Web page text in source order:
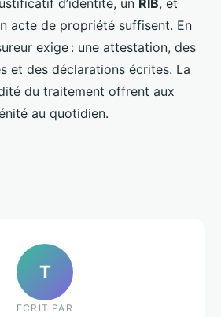
d’identité, un RIB, et
acte de propriété suffisent. En
exige : une attestation, des
et des déclarations écrites. La
du traitement offrent aux
au quotidien.
T
ECRIT PAR